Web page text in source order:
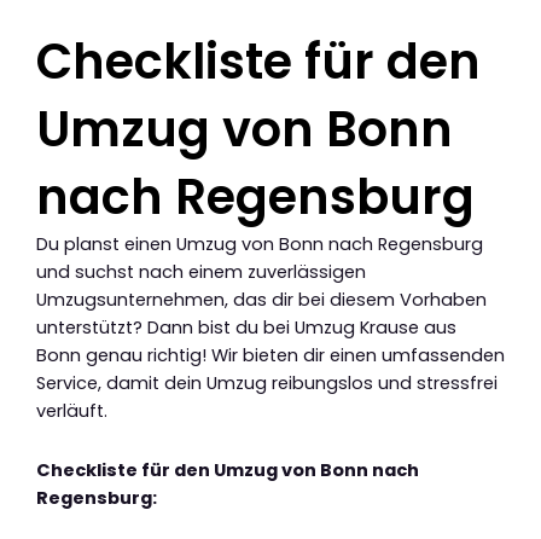
Checkliste für den
Umzug von Bonn
nach Regensburg
Du planst einen Umzug von Bonn nach Regensburg
und suchst nach einem zuverlässigen
Umzugsunternehmen, das dir bei diesem Vorhaben
unterstützt? Dann bist du bei Umzug Krause aus
Bonn genau richtig! Wir bieten dir einen umfassenden
Service, damit dein Umzug reibungslos und stressfrei
verläuft.
Checkliste für den Umzug von Bonn nach
Regensburg: